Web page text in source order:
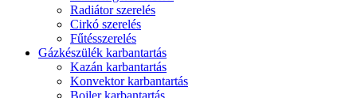
Radiátor szerelés
Cirkó szerelés
Fűtésszerelés
Gázkészülék karbantartás
Kazán karbantartás
Konvektor karbantartás
Bojler karbantartás